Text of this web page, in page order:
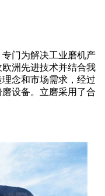
门为解决工业磨机产
洲先进技术并结合我
念和市场需求，经过
设备。立磨采用了合